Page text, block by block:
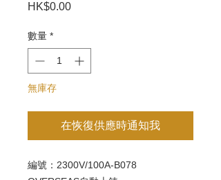
HK$0.00價
數量 *
無庫存
在恢復供應時通知我
編號：2300V/100A-B078